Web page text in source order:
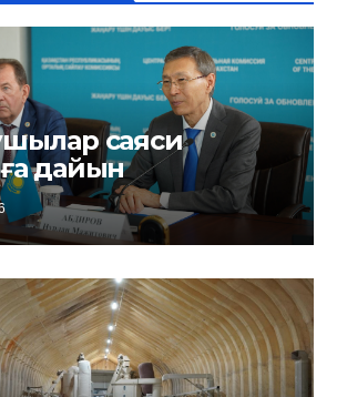
саяси
дайын